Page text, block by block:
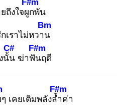
ถึงใจผูก
F#m
พัน
กเราไม่หวาน
Bm
นั้น
C#
ฆ่าฟัน
F#m
ฤดี
ๆ เคยเติมพลังล้ำ
F#m
ค่า